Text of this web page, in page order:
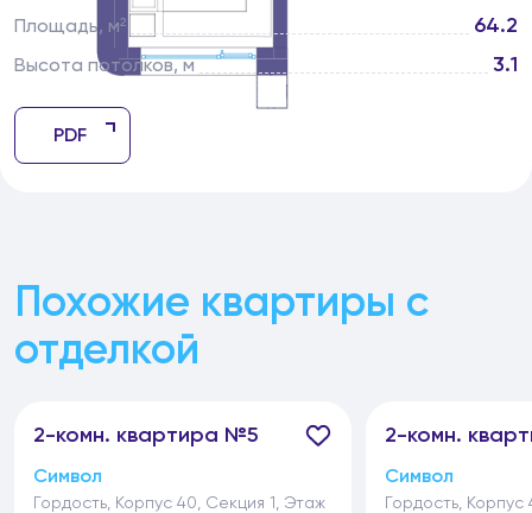
Площадь, м² 64.2
Высота потолков, м 3.1
PDF
Похожие квартиры с
отделкой
2-комн. квартира №5
Символ
Гордость, Корпус 40, Секция 1, Этаж
2-комн.
Символ
Гордость,